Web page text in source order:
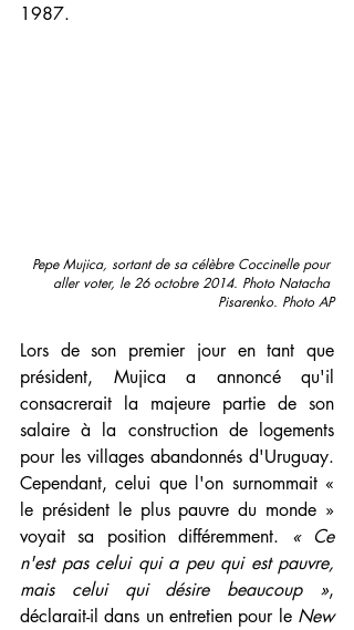
1987.
Pepe Mujica, sortant de sa célèbre Coccinelle pour
aller voter, le 26 octobre 2014. Photo Natacha
Pisarenko. Photo AP
Lors de son premier jour en tant que
président, Mujica a annoncé qu'il
consacrerait la majeure partie de son
salaire à la construction de logements
pour les villages abandonnés d'Uruguay.
Cependant, celui que l'on surnommait «
le président le plus pauvre du monde »
voyait sa position différemment. « Ce
n'est pas celui qui a peu qui est pauvre,
mais celui qui désire beaucoup »,
déclarait-il dans un entretien pour le New